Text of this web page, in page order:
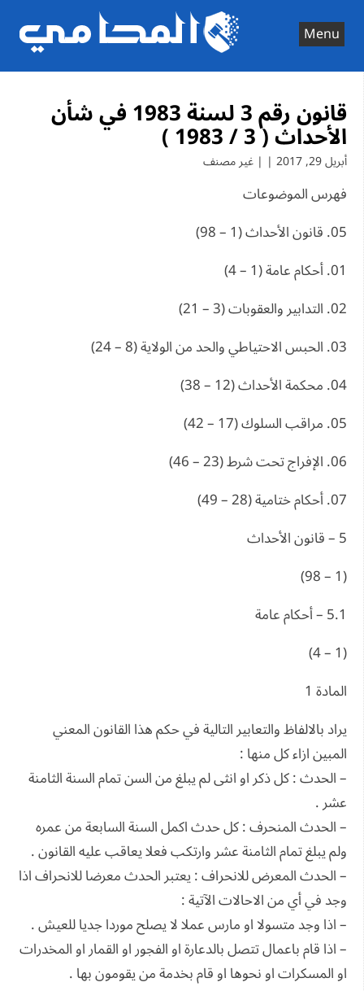
content
Menu
قانون رقم 3 لسنة 1983 في شأن
الأحداث ( 3 / 1983 )
أبريل 29, 2017 | | غير مصنف
فهرس الموضوعات
05. قانون الأحداث (1 – 98)
01. أحكام عامة (1 – 4)
02. التدابير والعقوبات (3 – 21)
03. الحبس الاحتياطي والحد من الولاية (8 – 24)
04. محكمة الأحداث (12 – 38)
05. مراقب السلوك (17 – 42)
06. الإفراج تحت شرط (23 – 46)
07. أحكام ختامية (28 – 49)
5 – قانون الأحداث
(1 – 98)
5.1 – أحكام عامة
(1 – 4)
المادة 1
يراد بالالفاظ والتعابير التالية في حكم هذا القانون المعني
المبين ازاء كل منها :
– الحدث : كل ذكر او انثى لم يبلغ من السن تمام السنة الثامنة
عشر .
– الحدث المنحرف : كل حدث اكمل السنة السابعة من عمره
ولم يبلغ تمام الثامنة عشر وارتكب فعلا يعاقب عليه القانون .
– الحدث المعرض للانحراف : يعتبر الحدث معرضا للانحراف اذا
وجد في أي من الاحالات الآتية :
– اذا وجد متسولا او مارس عملا لا يصلح موردا جديا للعيش .
– اذا قام باعمال تتصل بالدعارة او الفجور او القمار او المخدرات
او المسكرات او نحوها او قام بخدمة من يقومون بها .